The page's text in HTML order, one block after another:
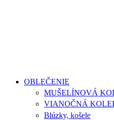
OBLEČENIE
MUŠELÍNOVÁ
VIANOČNÁ
Blúzky, košele